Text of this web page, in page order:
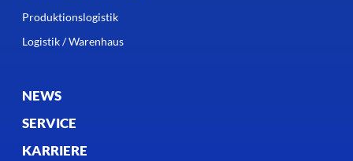
Produktionslogistik
Logistik / Warenhaus
NEWS
SERVICE
KARRIERE